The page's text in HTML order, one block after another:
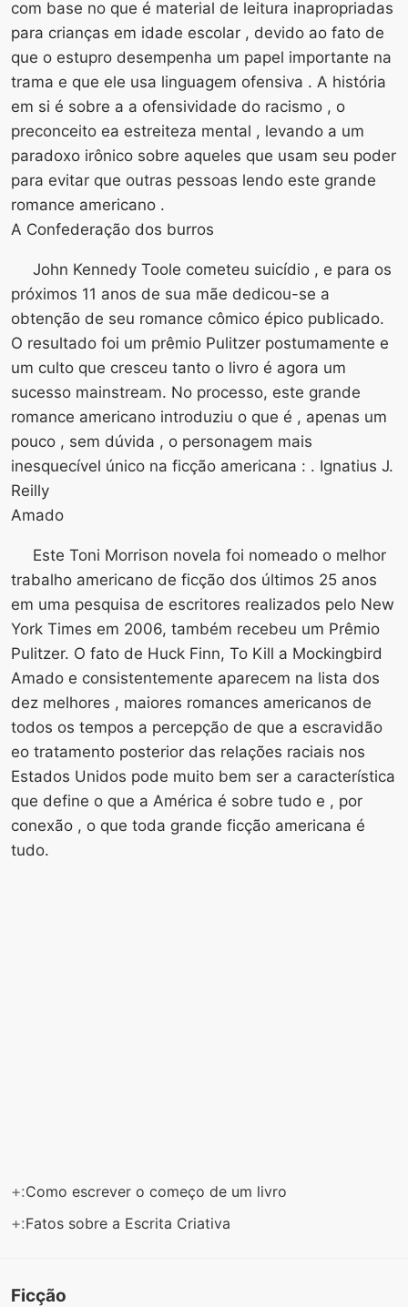
com base no que é material de leitura inapropriadas
para crianças em idade escolar , devido ao fato de
que o estupro desempenha um papel importante na
trama e que ele usa linguagem ofensiva . A história
em si é sobre a a ofensividade do racismo , o
preconceito ea estreiteza mental , levando a um
paradoxo irônico sobre aqueles que usam seu poder
para evitar que outras pessoas lendo este grande
romance americano .
A Confederação dos burros
John Kennedy Toole cometeu suicídio , e para os
próximos 11 anos de sua mãe dedicou-se a
obtenção de seu romance cômico épico publicado.
O resultado foi um prêmio Pulitzer postumamente e
um culto que cresceu tanto o livro é agora um
sucesso mainstream. No processo, este grande
romance americano introduziu o que é , apenas um
pouco , sem dúvida , o personagem mais
inesquecível único na ficção americana : . Ignatius J.
Reilly
Amado
Este Toni Morrison novela foi nomeado o melhor
trabalho americano de ficção dos últimos 25 anos
em uma pesquisa de escritores realizados pelo New
York Times em 2006, também recebeu um Prêmio
Pulitzer. O fato de Huck Finn, To Kill a Mockingbird
Amado e consistentemente aparecem na lista dos
dez melhores , maiores romances americanos de
todos os tempos a percepção de que a escravidão
eo tratamento posterior das relações raciais nos
Estados Unidos pode muito bem ser a característica
que define o que a América é sobre tudo e , por
conexão , o que toda grande ficção americana é
tudo.
+:Como escrever o começo de um livro
+:Fatos sobre a Escrita Criativa
Ficção